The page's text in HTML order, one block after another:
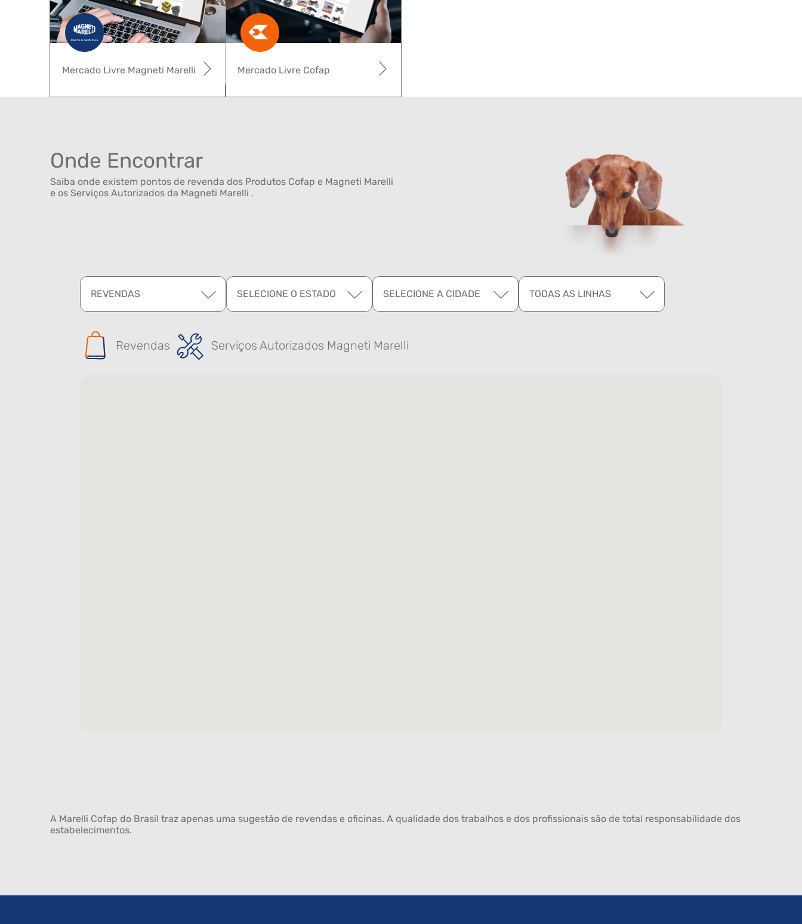
Mercado Livre Cofap
Mercado Livre Magneti Marelli
Onde Encontrar
Saiba onde existem pontos de revenda dos Produtos Cofap e Magneti Marelli
e os Serviços Autorizados da Magneti Marelli .
REVENDAS SELECIONE O ESTADO SELECIONE A CIDADE TODAS AS LINHAS
Revendas Serviços Autorizados Magneti Marelli
A Marelli Cofap do Brasil traz apenas uma sugestão de revendas e oficinas. A qualidade dos trabalhos e dos profissionais são de total responsabilidade dos
estabelecimentos.